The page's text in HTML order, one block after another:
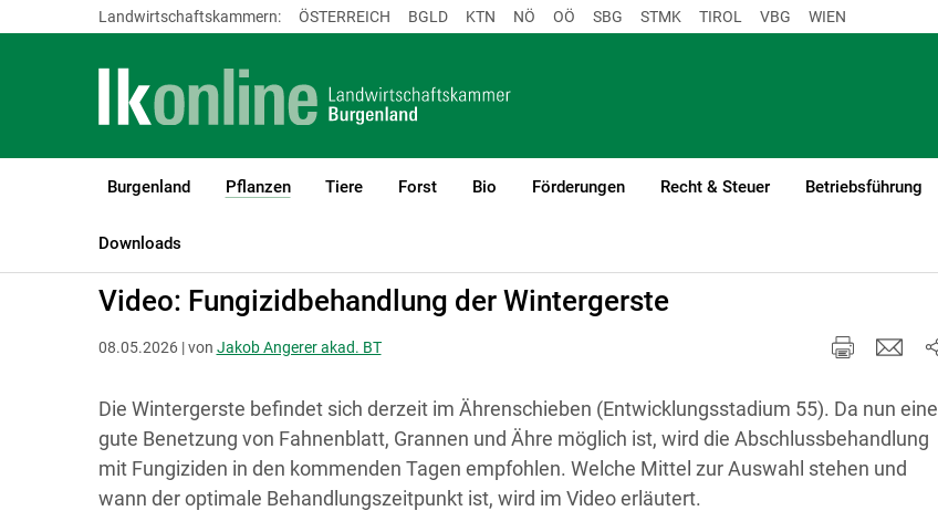
Landwirtschaftskammern: ÖSTERREICH BGLD KTN NÖ OÖ SBG STMK TIROL VBG WIEN
Burgenland Pflanzen
(current)1
Tiere Forst Bio Förderungen Recht & Steuer Betriebsführung
Downloads
LK Burgenland
Video: Fungizidbehandlung der Wintergerste
08.05.2026 | von Jakob Angerer akad. BT
Die Wintergerste befindet sich derzeit im Ährenschieben (Entwicklungsstadium 55). Da nun eine
gute Benetzung von Fahnenblatt, Grannen und Ähre möglich ist, wird die Abschlussbehandlung
mit Fungiziden in den kommenden Tagen empfohlen. Welche Mittel zur Auswahl stehen und
wann der optimale Behandlungszeitpunkt ist, wird im Video erläutert.